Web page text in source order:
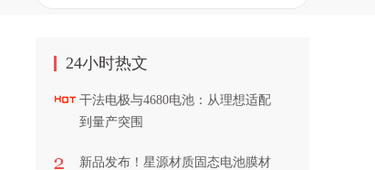
24小时热文
干法电极与4680电池：从理想适配
到量产突围
新品发布！星源材质固态电池膜材